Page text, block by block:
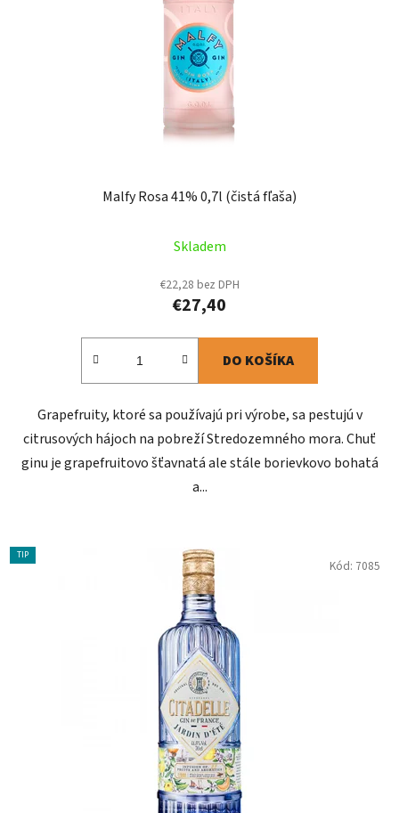
Malfy Rosa 41% 0,7l (čistá fľaša)
Skladem
€22,28 bez DPH
€27,40
DO KOŠÍKA
Grapefruity, ktoré sa používajú pri výrobe, sa pestujú v
citrusových hájoch na pobreží Stredozemného mora. Chuť
ginu je grapefruitovo šťavnatá ale stále borievkovo bohatá
a...
TIP
Kód: 7085